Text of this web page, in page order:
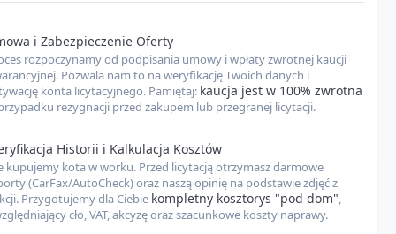
Zawarte w"Opłaty portowe w UE"
(PLN) 13 550 PLN
tokompleksowe narzędzie, które pomoże Ci oszacować całkowity koszt
wszystkie najważniejsze elementy, aby dać Ci
NextCar:naszą opłatę za kompleksową obsługę procesu importu.
obowiązujący podatek od importu (stawka może się różnić w
od miejsca odprawy celnej).
i Zabezpieczenie Oferty
rozpoczynamy od podpisania umowy i wpłaty zwrotnej kaucji
Pozwala nam to na weryfikację Twoich danych i
konta licytacyjnego. Pamiętaj: kaucja jest w 100% zwrotna
rezygnacji przed zakupem lub przegranej licytacji.
Historii i Kalkulacja Kosztów
kupujemy kota w worku. Przed licytacją otrzymasz darmowe
(CarFax/AutoCheck) oraz naszą opinię na podstawie zdjęć z
Przygotujemy dla Ciebie kompletny kosztorys "pod dom"
cło, VAT, akcyzę oraz szacunkowe koszty naprawy.